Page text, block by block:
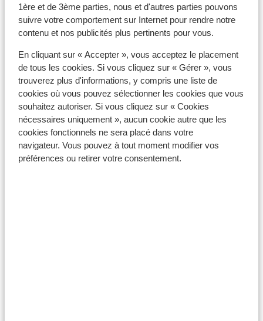
1ère et de 3ème parties, nous et d'autres parties pouvons
suivre votre comportement sur Internet pour rendre notre
contenu et nos publicités plus pertinents pour vous.
En cliquant sur « Accepter », vous acceptez le placement
de tous les cookies. Si vous cliquez sur « Gérer », vous
trouverez plus d'informations, y compris une liste de
cookies où vous pouvez sélectionner les cookies que vous
souhaitez autoriser. Si vous cliquez sur « Cookies
nécessaires uniquement », aucun cookie autre que les
cookies fonctionnels ne sera placé dans votre
navigateur. Vous pouvez à tout moment modifier vos
préférences ou retirer votre consentement.
Sicile